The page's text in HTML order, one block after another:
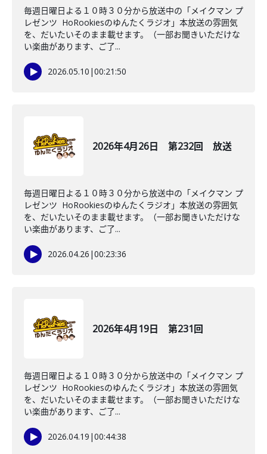
毎週日曜日よる１０時３０分から放送中の「メイクマン プ
レゼンツ HoRookiesのゆんたくラジオ」本放送の雰囲気
を、だいたいそのまま載せます。（一部お聞きいただけな
い楽曲があります、ご了...
2026.05.10 |00:21:50
2026年4月26日 第232回 放送
毎週日曜日よる１０時３０分から放送中の「メイクマン プ
レゼンツ HoRookiesのゆんたくラジオ」本放送の雰囲気
を、だいたいそのまま載せます。（一部お聞きいただけな
い楽曲があります、ご了...
2026.04.26 |00:23:36
2026年4月19日 第231回
毎週日曜日よる１０時３０分から放送中の「メイクマン プ
レゼンツ HoRookiesのゆんたくラジオ」本放送の雰囲気
を、だいたいそのまま載せます。（一部お聞きいただけな
い楽曲があります、ご了...
2026.04.19 |00:44:38